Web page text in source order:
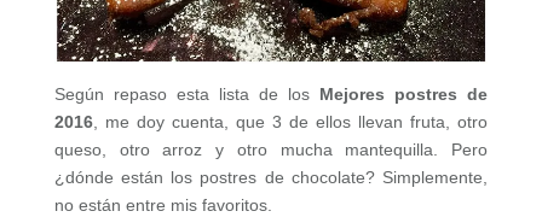
Según repaso esta lista de los Mejores postres de
2016, me doy cuenta, que 3 de ellos llevan fruta, otro
queso, otro arroz y otro mucha mantequilla. Pero
¿dónde están los postres de chocolate? Simplemente,
no están entre mis favoritos.